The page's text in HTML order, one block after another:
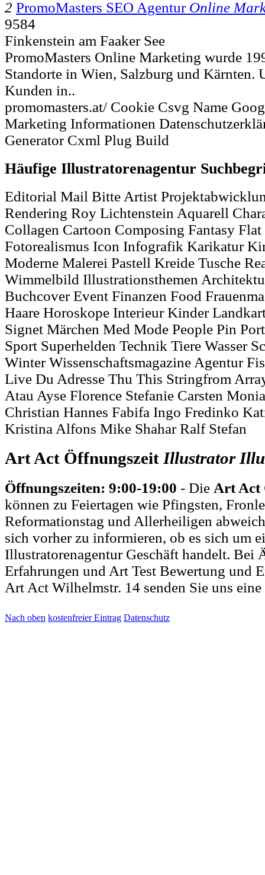
2 PromoMasters SEO Agentur Online
9584
Finkenstein am Faaker See
PromoMasters Online Marketing wurde
Standorte in Wien, Salzburg und Kärnten.
Kunden in..
promomasters.at/ Cookie Csvg Name
Marketing Informationen
Generator Cxml Plug Build
Häufige Illustratorenagentur
Editorial Mail Bitte Artist
Rendering Roy Lichtenstein Aquarell
Collagen Cartoon Composing Fantasy
Fotorealismus Icon Infografik Karikatur
Moderne Malerei Pastell Kreide Tusche
Wimmelbild Illustrationsthemen
Buchcover Event Finanzen Food
Haare Horoskope Interieur Kinder
Signet Märchen Med Mode People Pin
Sport Superhelden Technik Tiere Wasser
Winter Wissenschaftsmagazine Agentur
Live Du Adresse Thu This Stringfrom
Atau Ayse Florence Stefanie Carsten
Christian Hannes Fabifa Ingo Fredinko
Kristina Alfons Mike Shahar Ralf Stefan
Art Act ÖffnungszeitIllustrator
Öffnungszeiten: 9:00-19:00 - Die Art Act
können zu Feiertagen wie Pfingsten,
Reformationstag und Allerheiligen
sich vorher zu informieren, ob es sich um
Illustratorenagentur Geschäft handelt. Bei
Erfahrungen und Art Test Bewertung und
Art Act Wilhelmstr. 14 senden Sie uns eine
Nach oben kostenfreier Eintrag Datenschutz